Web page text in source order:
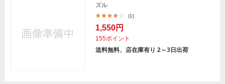
ズル
(1)
1,550円
155ポイント
送料無料、店在庫有り 2～3日出荷